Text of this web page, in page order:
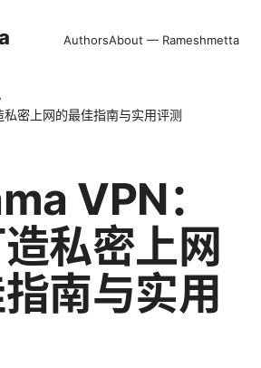
AuthorsAbout — Rameshmetta
密上网的最佳指南与实用评测
VPN：
私密上网
南与实用